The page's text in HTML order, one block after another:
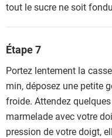
tout le sucre ne soit
Étape 7
Portez lentement la
min, déposez une petite
froide. Attendez
marmelade avec votre
pression de votre doigt,